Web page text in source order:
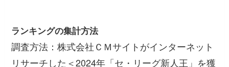
ランキングの集計方法
調査方法：株式会社ＣＭサイトがインターネット
リサーチした＜2024年「セ・リーグ新人王」を獲